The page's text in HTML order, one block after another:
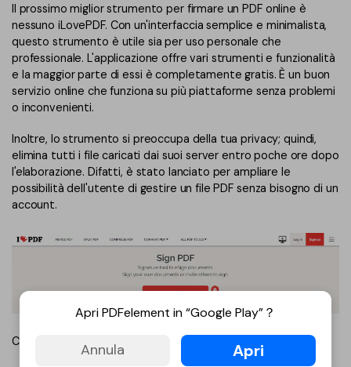
Il prossimo miglior strumento per firmare un PDF online è
nessuno iLovePDF. Con un'interfaccia semplice e minimalista,
questo strumento è utile sia per uso personale che
professionale. L'applicazione offre vari strumenti e funzionalità
e la maggior parte di essi è completamente gratis. È un buon
servizio online che funziona su più piattaforme senza problemi
o inconvenienti.
Inoltre, lo strumento si preoccupa della tua privacy; quindi,
elimina tutti i file caricati dai suoi server entro poche ore dopo
l'elaborazione. Difatti, è stato lanciato per ampliare le
possibilità dell'utente di gestire un file PDF senza bisogno di un
account.
Caratteristiche principali:
Apri PDFelement in “Google Play”？
Annula Apri